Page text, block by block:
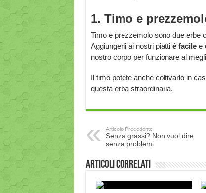
1. Timo e
Timo e prezzemolo sono due erbe
Aggiungerli ai nostri piatti è facile e
nostro corpo per funzionare al
Il timo potete anche coltivarlo in
questa erba straordinaria.
Articolo Precedente
Senza grassi? Non vuol dire
senza problemi
Articoli correlati